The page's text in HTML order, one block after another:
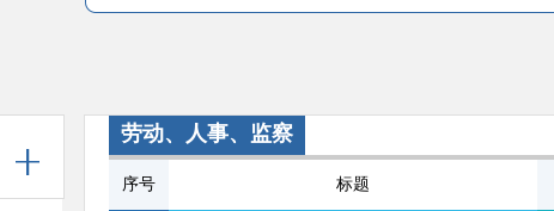
劳动、人事、监察
序号 标题